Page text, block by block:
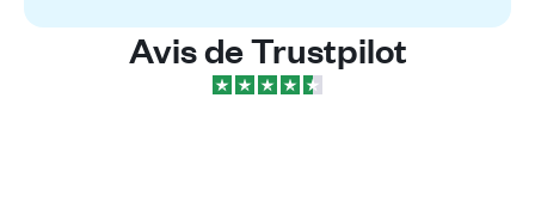
Avis de Trustpilot